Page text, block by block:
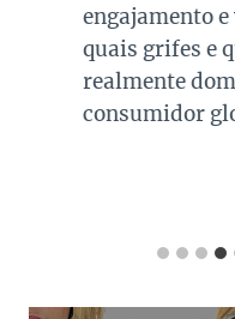
engajamento
quais grifes e
realmente
consumidor